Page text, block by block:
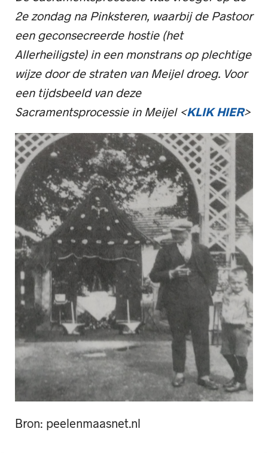
2e zondag na Pinksteren, waarbij de Pastoor
een geconsecreerde hostie (het
Allerheiligste) in een monstrans op plechtige
wijze door de straten van Meijel droeg. Voor
een tijdsbeeld van deze
Sacramentsprocessie in Meijel <KLIK HIER>
Bron: peelenmaasnet.nl